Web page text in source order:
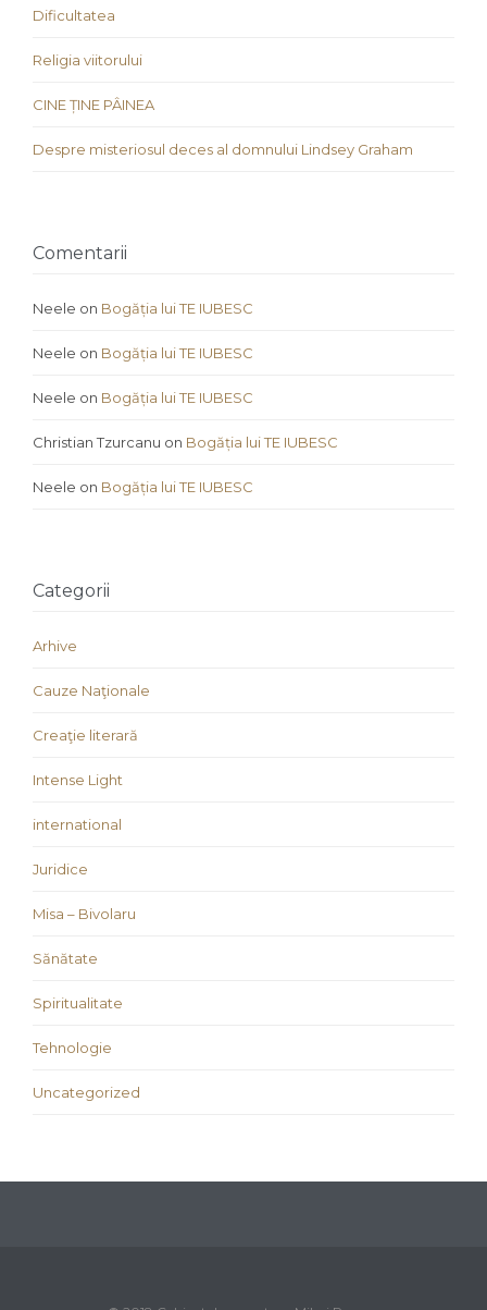
Dificultatea
Religia viitorului
CINE ȚINE PÂINEA
Despre misteriosul deces al domnului Lindsey Graham
Comentarii
Neele on Bogăția lui TE IUBESC
Neele on Bogăția lui TE IUBESC
Neele on Bogăția lui TE IUBESC
Christian Tzurcanu on Bogăția lui TE IUBESC
Neele on Bogăția lui TE IUBESC
Categorii
Arhive
Cauze Naţionale
Creaţie literară
Intense Light
international
Juridice
Misa – Bivolaru
Sănătate
Spiritualitate
Tehnologie
Uncategorized